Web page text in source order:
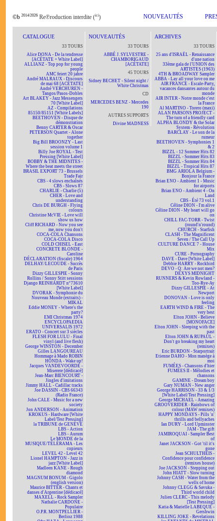
©b 2014/2026 Re℗roduction interdite (ici) NOUVEAUTÉS
CATALOGUE
33 TOURS
Alice DONA - De la tendresse
[ACÉTATE + White Label]
ALLIANZ - Top pop for young
people
AMC feiert 20 jahre
André MALRAUX - Discours
de mai 68 [ACÉTATE]
André VERCHUREN -
Tangos/Pasos-Dobles
Art BLAKEY - Jazz Messengers
70 [White Label]
AZ - Compilations
85150/85151 [White Labels]
BEETHOVEN - Disque de
démonstration
Benny CARTER & Oscar
PETERSON Quartet - Alone
together
Big Bill BROONZY - Last
session volume 1
Billy Joe ROYAL - Test
Pressing [White Label]
BOBBY & THE MIDNITES -
Where the beat meets the street
BRASIL EXPORT 73 - Brussels
Trade Fair
CBS - 4 slows enchaînés
CBS - Slows 87
CHARLIE - Charlie (5)
CHER - Love and
understanding
Chris DE BURGH - Flying
colours
Christine McVIE - Love will
show us how
Cliff RICHARD - Now you see
me, now you don't
COCA-COLA Chansons
COCA-COLA Disco
COLD CHISEL - East
CONCRETE BLONDE -
Caroline
DÉCLARATION (fiscale) 1964
DELHAY/LECOUDE - Succès
de Paris
Dizzy GILLESPIE - Sonny
Rollins / Sonny Stitt sessions
Django REINHARDT n°73610
[White Label]
DVORAK - Symphonie du
Nouveau Monde (extraits) -
MIKAL
Eddie MONEY - Where's the
party?
EMI Christmas 1974
ENCYCLOPAEDIA
UNIVERSALIS 1972
ERATO - Concert sur 3 siècles
FLESH FOR LULU - Final
vinyl (and live flesh)
George WINSTON - December
Gilles LANGOUREAU
Hommage à Mado ROBIN
HONDA - Wake up!
Jacques VANDEVOORDE -
Miserere [dédicacé]
Jean-Marc BIENCOURT -
Jingles d'imitations
Jimmy HALL - Cadillac tracks
Joe DASSIN - CBS 66343
(Radio France)
John CALE - Music for a new
society
Jon ANDERSON - Animation
KROKUS - Hardware [White
Label/Test Pressing]
la TRIBUNE de GENÈVE
LBS - Action
LBS - Aurum
Le MONDE de la
MUSIQUE/TÉLÉRAMA - Les
copieurs
LEVEL 42 - Level 42
Lionel HAMPTON - Jazz in
jazz [White Label]
Madleen KANE - Rough
diamond
MAGNUM BONUM - Gigolo
(english version)
Maurice BITTER - Chants et
danses d'Argentine [dédicacé]
MAXELL - Rock Sampler
Nathalie CARDONE -
Populaire
O.P.R. MONTPELLIER -
Berlioz 1988
NOUVEAUTÉS
33 TOURS
ABBÉ J. SYLVESTRE -
CHAMBORIGAUD
[ACÉTATE]
45 TOURS
Sidney BECHET - Silent night /
White Christmas
CD
MERCEDES BENZ - Mercedes
190
AUTRES SUPPORTS
Divine MADNESS
ARCHIVES
33 TOURS
25 ans d'ISRAËL - Renaissance
d'une nation
33ème gala de l'UNION des
ARTISTES (1963)
4TH & BROADWAY Sampler
ABBA - Lay all your love on me
AIR FRANCE - Escale-Party,
vacances dansantes autour du
monde
AIR INTER - Notre monde c'est
la France
Al MARTINO - Torero (maxi)
ALAN PARSONS PROJECT -
The turn of a friendly card
ALPHA BLONDY & the Solar
System - Révolution
BARCLAY - Le son de la
rumeur
BEETHOVEN - Symphonies 1
& 2
BIZZL - 12 Sommer Hits 82
BIZZL - Sommer Hits 83
BIZZL - Sommer Hits 84
BIZZL - Tropical Hits 87
BMG ARIOLA Belgium -
Bonjour la France
Brian ENO - Ambient 1 - Music
for airports
Brian ENO - Ambient 4 - On
Land
CBS - Été 73 vol.1
Céline DION - I'm alive
Céline DION - My heart will go
on
CHILL FAC-TORR - Twist
(round'n'round)
CHURCH - Starfish
CLASH - The Magnificent
Seven / The Call Up
CULTURE DANCE 7 - House
Mix
CURE - Pornography
DAVE - Dave [White Label]
Debbie HARRY - Rockbird
DEVO - Q: Are we not men?
DEXYS MIDNIGHT
RUNNERS & Kevin Rowland -
Too-Rye-Ay
Dizzy GILLESPIE - At
Newport
DONOVAN - Love is only
feeling
EARTH WIND & FIRE - The
very best
Elton JOHN - Believe
[MONOFACE]
Elton JOHN - Sleeping with the
past
Elton JOHN & RUPAUL -
Don't go breaking my heart
(remixes)
Eric BURDON - Starportrait
Etienne DAHO - Mon manège à
moi
FUMÉES - Chansons d'hier
FUMÉES II - Mélodies et
chansons
GAMINE - Dream boy
Gary NUMAN - New anger
George HARRISON - 33 & 1/3
[White Label/Test Pressing]
George MICHAEL - Amazing
GROOVERIDER - Rainbows of
colour (MAW remixes)
HAPPY MONDAYS - Pills 'n'
thrills and bellyaches
Ian DURY - Lord Upminster
JAM - The gift
JAMIROQUAI - Sampler Best
of
Janet JACKSON - Got 'til it's
gone
Jean SCHULTHEIS -
Confidence pour confidence
(remixes house)
Joe JACKSON - Stepping out
John HIATT - Slow turning
Johnny CASH - Water from the
wells of home
Johnny CLEGG & Savuka -
Third world child
Julien CLERC - This melody
[Test Pressing]
Katia & Marielle LABEQUE -
Gershwin
KILLING JOKE - Revelations